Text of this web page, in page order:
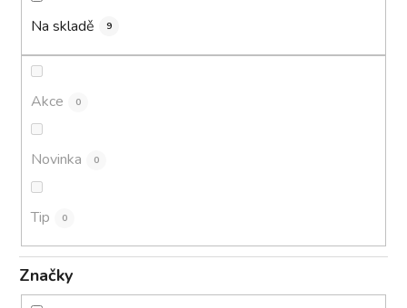
Na skladě 9
Akce 0
Novinka 0
Tip 0
Značky